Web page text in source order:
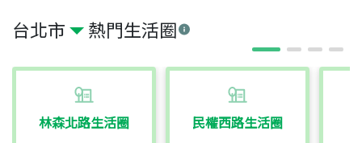
台北市 熱門生活圈
林森北路生活圈 民權西路生活圈